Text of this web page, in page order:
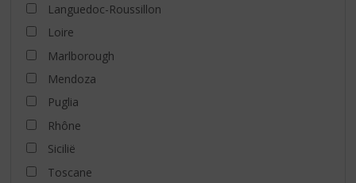
Languedoc-Roussillon
Loire
Marlborough
Mendoza
Puglia
Rhône
Sicilië
Toscane